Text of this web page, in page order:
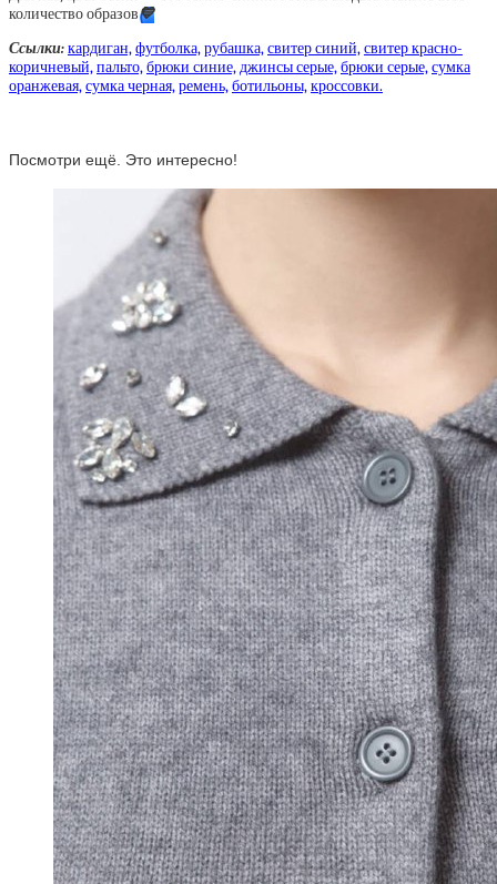
количество образов💙
Ссылки:кардиган,футболка,рубашка,свитер синий,свитер красно-
коричневый,пальто,брюки синие,джинсы серые,брюки серые,сумка
оранжевая,сумка черная,ремень,ботильоны,кроссовки.
Посмотри ещё. Это интересно!